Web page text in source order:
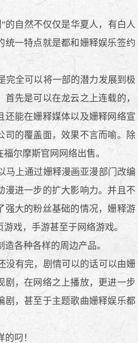
自然不仅仅是华夏人，有白人
统一特点就是都和姗释娱乐签约
全可以将一部的潜力发展到极
首先是可以在龙云之上连载的，
还能在姗释媒体以及姗释网络宣
司的覆盖面，效果不言而喻。除
尔摩斯官网网络出售。
上通过姗释漫画亚漫部门改编
漫进一步的扩大影响力。并且不
强大的粉丝基础的情况，姗释游
戏，手游甚至于网络游戏。
各种各样的周边产品。
有完，剧情可以的话可以由姗
剧，在网络之上播放，更进一步
剧，甚至于主题歌曲姗释娱乐都
叼！